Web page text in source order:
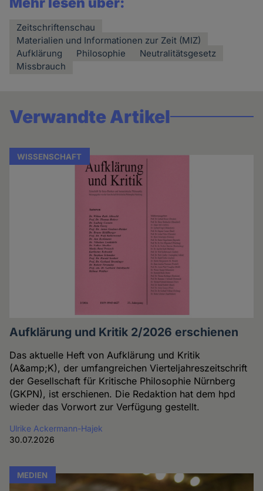
Zeitschriftenschau
Materialien und Informationen zur Zeit (MIZ)
Aufklärung
Philosophie
Neutralitätsgesetz
Missbrauch
Verwandte Artikel
WISSENSCHAFT
Aufklärung und Kritik 2/2026 erschienen
Das aktuelle Heft von Aufklärung und Kritik
(A&amp;K), der umfangreichen Vierteljahreszeitschrift
der Gesellschaft für Kritische Philosophie Nürnberg
(GKPN), ist erschienen. Die Redaktion hat dem hpd
wieder das Vorwort zur Verfügung gestellt.
Ulrike Ackermann-Hajek
30.07.2026
MEDIEN